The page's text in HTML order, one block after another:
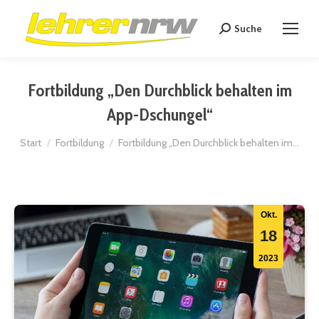
Search:
Suche
Fortbildung „Den Durchblick behalten im
App-Dschungel“
Sie befinden sich hier:
Start Fortbildung Fortbildung „Den Durchblick behalten im…
Okt.
18
2023